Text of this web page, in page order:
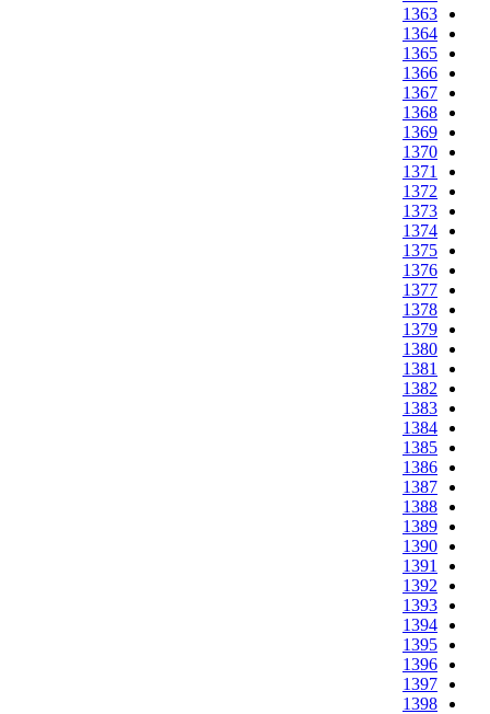
1363
1364
1365
1366
1367
1368
1369
1370
1371
1372
1373
1374
1375
1376
1377
1378
1379
1380
1381
1382
1383
1384
1385
1386
1387
1388
1389
1390
1391
1392
1393
1394
1395
1396
1397
1398